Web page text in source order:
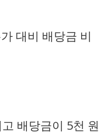
대비 배당금 비
배당금이 5천 원